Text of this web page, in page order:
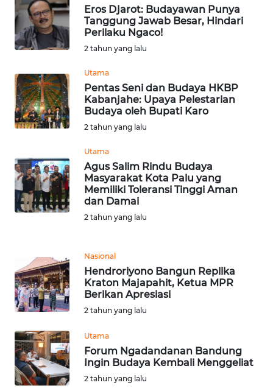
Eros Djarot: Budayawan Punya
Tanggung Jawab Besar, Hindari
Perilaku Ngaco!
2 tahun yang lalu
Utama
Pentas Seni dan Budaya HKBP
Kabanjahe: Upaya Pelestarian
Budaya oleh Bupati Karo
2 tahun yang lalu
Utama
Agus Salim Rindu Budaya
Masyarakat Kota Palu yang
Memiliki Toleransi Tinggi Aman
dan Damai
2 tahun yang lalu
Nasional
Hendroriyono Bangun Replika
Kraton Majapahit, Ketua MPR
Berikan Apresiasi
2 tahun yang lalu
Utama
Forum Ngadandanan Bandung
Ingin Budaya Kembali Menggeliat
2 tahun yang lalu
SIMALUNGUN
WN
LABUHANBATU
WN
TAPANULI
TENGAH
WN
TEBING
TINGGI
PAKPAK
WN
KARAWANG
WN
BEKASI
WN